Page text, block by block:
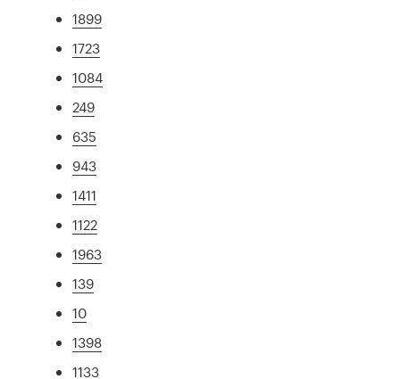
1899
1723
1084
249
635
943
1411
1122
1963
139
10
1398
1133